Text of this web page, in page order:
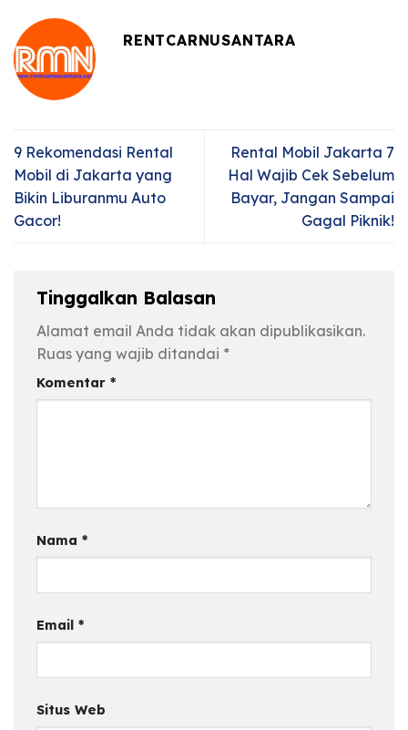
RENTCARNUSANTARA
9 Rekomendasi Rental
Mobil di Jakarta yang
Bikin Liburanmu Auto
Gacor!
Rental Mobil Jakarta 7
Hal Wajib Cek Sebelum
Bayar, Jangan Sampai
Gagal Piknik!
Tinggalkan Balasan
Alamat email Anda tidak akan dipublikasikan.
Ruas yang wajib ditandai *
Komentar *
Nama *
Email *
Situs Web